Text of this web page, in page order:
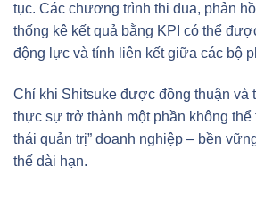
tục. Các chương trình thi đua, phản
thống kê kết quả bằng KPI có thể
động lực và tính liên kết giữa các bộ
Chỉ khi Shitsuke được đồng thuận và
thực sự trở thành một phần không thể
thái quản trị” doanh nghiệp – bền
thế dài hạn.